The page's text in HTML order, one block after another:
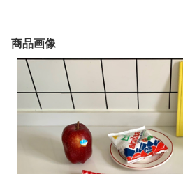
商品画像